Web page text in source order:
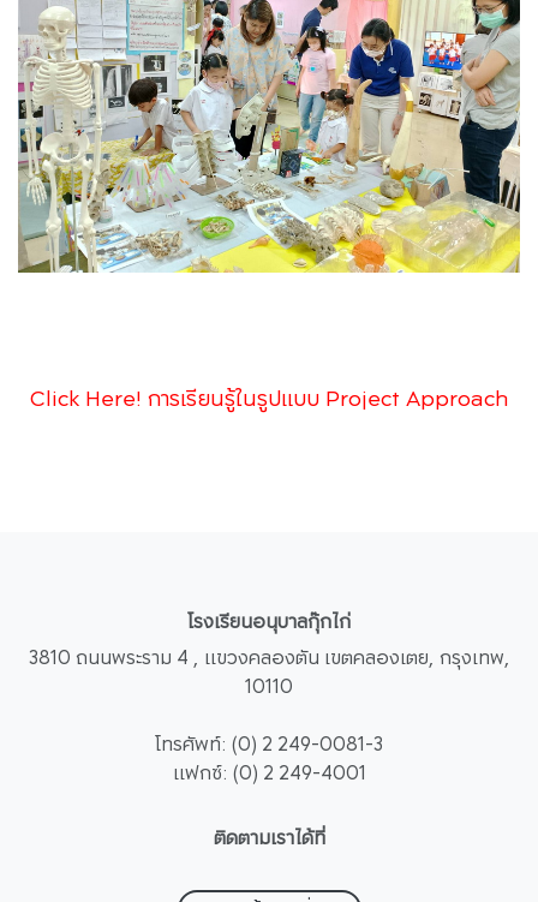
Click Here! การเรียนรู้ในรูปแบบ Project Approach
โรงเรียนอนุบาลกุ๊กไก่
3810 ถนนพระราม 4 , แขวงคลองตัน เขตคลองเตย, กรุงเทพ,
10110
โทรศัพท์: (0) 2 249-0081-3
แฟกซ์: (0) 2 249-4001
ติดตามเราได้ที่